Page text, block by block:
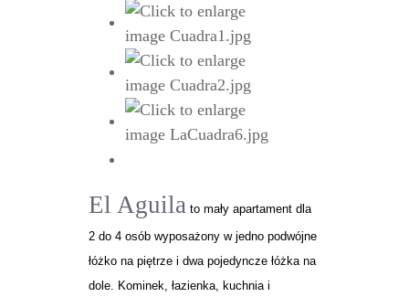
El Aguila to mały apartament dla
2 do 4 osób wyposażony w jedno podwójne
łóżko na piętrze i dwa pojedyncze łóżka na
dole. Kominek, łazienka, kuchnia i